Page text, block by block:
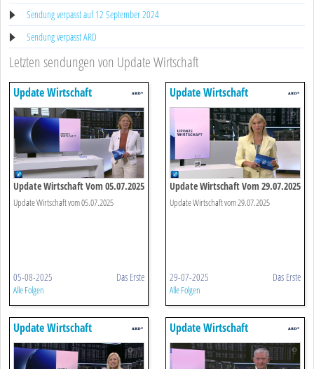
Sendung verpasst auf 12 September 2024
Sendung verpasst ARD
Letzten sendungen von Update Wirtschaft
Update Wirtschaft
Update Wirtschaft Vom 05.07.2025
Update Wirtschaft vom 05.07.2025
05-08-2025 Das Erste
Alle Folgen
Update Wirtschaft
Update Wirtschaft Vom 29.07.2025
Update Wirtschaft vom 29.07.2025
29-07-2025 Das Erste
Alle Folgen
Update Wirtschaft Update Wirtschaft